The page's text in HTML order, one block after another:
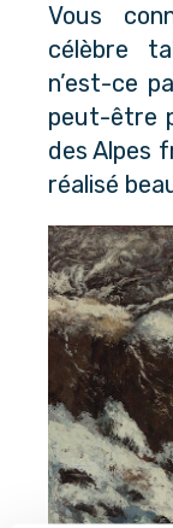
Vous
célèbre
n’est-ce
peut-être
des Alpes
réalisé